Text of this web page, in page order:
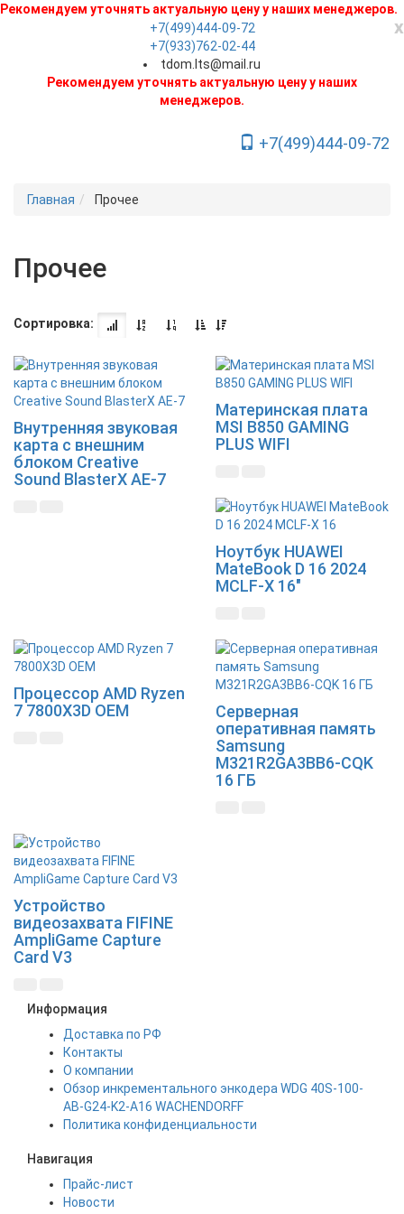
Рекомендуем уточнять актуальную цену у наших менеджеров.
x
+7(499)444-09-72
+7(933)762-02-44
tdom.lts@mail.ru
Рекомендуем уточнять актуальную цену у наших
менеджеров.
+7(499)444-09-72
Toggle Navigation
Главная Прочее
Прочее
Сортировка:
Внутренняя звуковая
карта с внешним
блоком Creative
Sound BlasterX AE-7
Материнская плата
MSI B850 GAMING
PLUS WIFI
Ноутбук HUAWEI
MateBook D 16 2024
MCLF-X 16"
Процессор AMD Ryzen
7 7800X3D OEM
Серверная
оперативная память
Samsung
M321R2GA3BB6-CQK
16 ГБ
Устройство
видеозахвата FIFINE
AmpliGame Capture
Card V3
Информация
Доставка по РФ
Контакты
О компании
Обзор инкрементального энкодера WDG 40S-100-
AB-G24-K2-A16 WACHENDORFF
Политика конфиденциальности
Навигация
Прайс-лист
Новости